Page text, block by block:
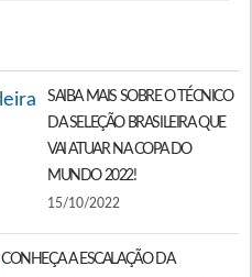
SAIBA MAIS SOBRE O TÉCNICO
DA SELEÇÃO BRASILEIRA QUE
VAI ATUAR NA COPA DO
MUNDO 2022!
15/10/2022
CONHEÇA A ESCALAÇÃO DA